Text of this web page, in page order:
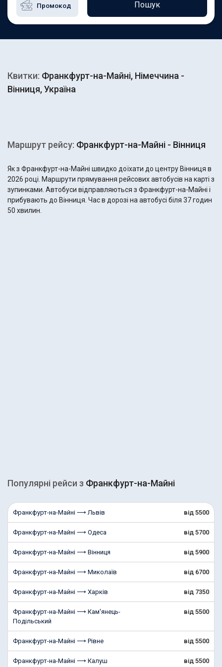
Пошук
Квитки: Франкфурт-на-Майні, Німеччина -
Вінниця, Україна
Маршрут рейсу: Франкфурт-на-Майні - Вінниця
Як з Франкфурт-на-Майні швидко доїхати до центру Вінниця в
2026 році. Маршрути прямування рейсових автобусів на карті з
зупинками. Автобуси відправляються з Франкфурт-на-Майні і
прибувають до Вінниця. Час в дорозі на автобусі біля 37 годин
50 хвилин.
Популярні рейcи з Франкфурт-на-Майні
Франкфурт-на-Майні ⟶ Львів від 5500
Франкфурт-на-Майні ⟶ Одеса від 5700
Франкфурт-на-Майні ⟶ Вінниця від 5900
Франкфурт-на-Майні ⟶ Миколаїв від 6700
Франкфурт-на-Майні ⟶ Харків від 7350
Франкфурт-на-Майні ⟶ Кам'янець-
Подільський
від 5500
Франкфурт-на-Майні ⟶ Рівне від 5500
Франкфурт-на-Майні ⟶ Калуш від 5500